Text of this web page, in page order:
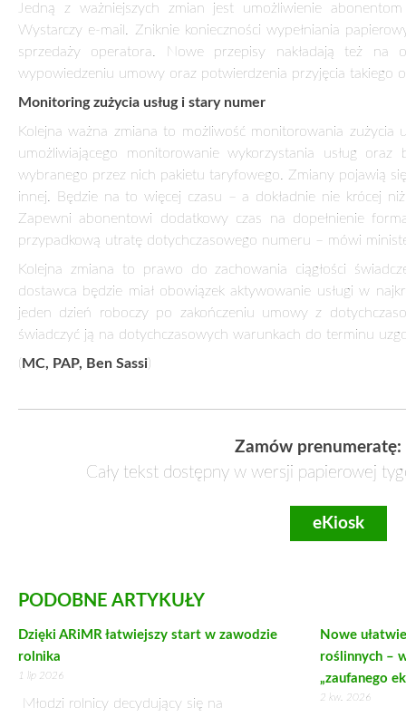
Jedną z ważniejszych zmian jest umożliwienie
Wystarczy e-mail. Zniknie konieczności wypełniania
sprzedaży operatora. Nowe przepisy nakładają też na
wypowiedzeniu umowy oraz potwierdzenia przyjęcia
Monitoring zużycia usług i stary numer
Kolejna ważna zmiana to możliwość monitorowania zużycia
umożliwiającego monitorowanie wykorzystania usług
wybranego przez nich pakietu taryfowego. Zmiany pojawią
innej. Będzie na to więcej czasu – a dokładnie nie krócej
Zapewni abonentowi dodatkowy czas na dopełnienie
przypadkową utratę dotychczasowego numeru – mówi
Kolejna zmiana to prawo do zachowania ciągłości
dostawca będzie miał obowiązek aktywowanie usługi w
jeden dzień roboczy po zakończeniu umowy z
świadczyć ją na dotychczasowych warunkach do terminu
( MC, PAP, Ben Sassi)
Zamów prenumeratę:
Cały tekst dostępny w wersji papierowej
eKiosk
PODOBNE ARTYKUŁY
Dzięki ARiMR łatwiejszy start w zawodzie
rolnika
1 lip 2026
Młodzi rolnicy decydujący się na
Nowe
roślinnych –
„zaufanego
2 kw. 2026